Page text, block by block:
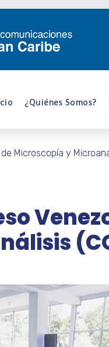
¿Quiénes Somos?
Microscopía y